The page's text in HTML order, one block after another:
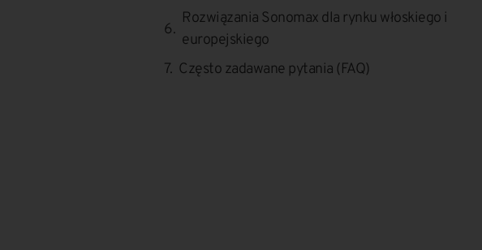
Rozwiązania Sonomax dla rynku włoskiego i
europejskiego
Często zadawane pytania (FAQ)